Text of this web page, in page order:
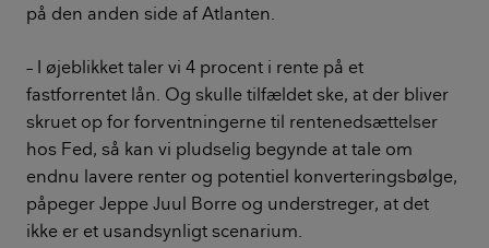
på den anden side af Atlanten.
– I øjeblikket taler vi 4 procent i rente på et
fastforrentet lån. Og skulle tilfældet ske, at der bliver
skruet op for forventningerne til rentenedsættelser
hos Fed, så kan vi pludselig begynde at tale om
endnu lavere renter og potentiel konverteringsbølge,
påpeger Jeppe Juul Borre og understreger, at det
ikke er et usandsynligt scenarium.